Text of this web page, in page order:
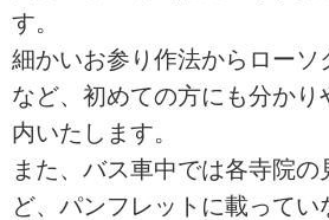
す。
細かいお参り作法からローソ
など、初めての方にも分かり
内いたします。
また、バス車中では各寺院
ど、パンフレットに載ってい